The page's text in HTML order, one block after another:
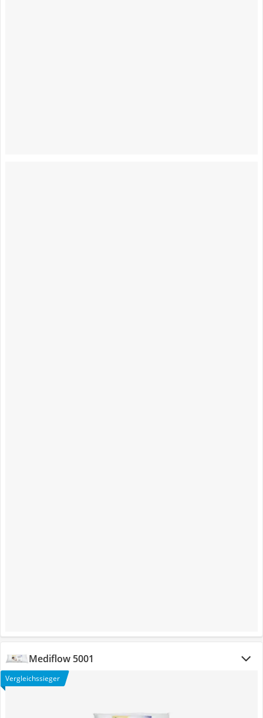
Mediflow 5001
Vergleichssieger